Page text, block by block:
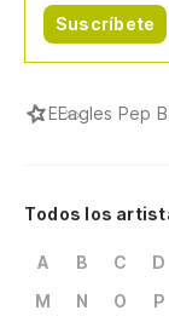
Suscríbete
EEagles Pep
Todos los
A B C D
M
N O P